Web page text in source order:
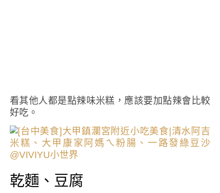
看其他人都是點辣味米糕，應該要加點辣會比較
好吃。
乾麵、豆腐